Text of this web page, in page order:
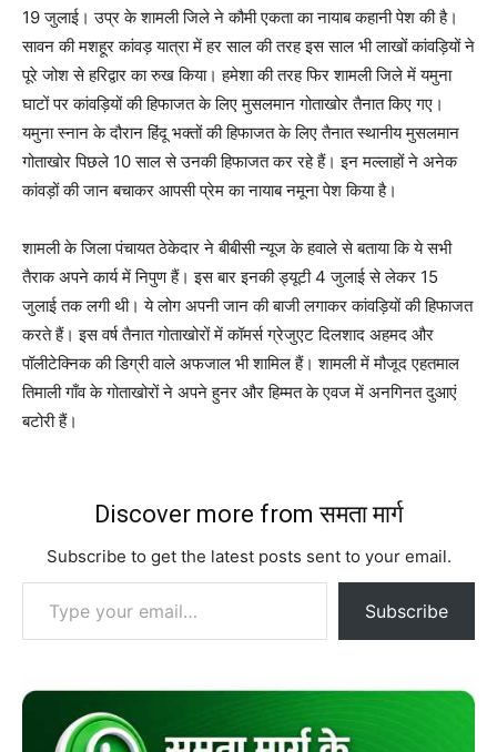
19 जुलाई। उप्र के शामली जिले ने कौमी एकता का नायाब कहानी पेश की है।
सावन की मशहूर कांवड़ यात्रा में हर साल की तरह इस साल भी लाखों कांवड़ियों ने
पूरे जोश से हरिद्वार का रुख किया। हमेशा की तरह फिर शामली जिले में यमुना
घाटों पर कांवड़ियों की हिफाजत के लिए मुसलमान गोताखोर तैनात किए गए।
यमुना स्नान के दौरान हिंदू भक्तों की हिफाजत के लिए तैनात स्थानीय मुसलमान
गोताखोर पिछले 10 साल से उनकी हिफाजत कर रहे हैं। इन मल्लाहों ने अनेक
कांवड़ों की जान बचाकर आपसी प्रेम का नायाब नमूना पेश किया है।
शामली के जिला पंचायत ठेकेदार ने बीबीसी न्यूज के हवाले से बताया कि ये सभी
तैराक अपने कार्य में निपुण हैं। इस बार इनकी ड्यूटी 4 जुलाई से लेकर 15
जुलाई तक लगी थी। ये लोग अपनी जान की बाजी लगाकर कांवड़ियों की हिफाजत
करते हैं। इस वर्ष तैनात गोताखोरों में कॉमर्स ग्रेजुएट दिलशाद अहमद और
पॉलीटेक्निक की डिग्री वाले अफजाल भी शामिल हैं। शामली में मौजूद एहतमाल
तिमाली गाँव के गोताखोरों ने अपने हुनर और हिम्मत के एवज में अनगिनत दुआएं
बटोरी हैं।
Discover more from समता मार्ग
Subscribe to get the latest posts sent to your email.
Type your email…
Subscribe